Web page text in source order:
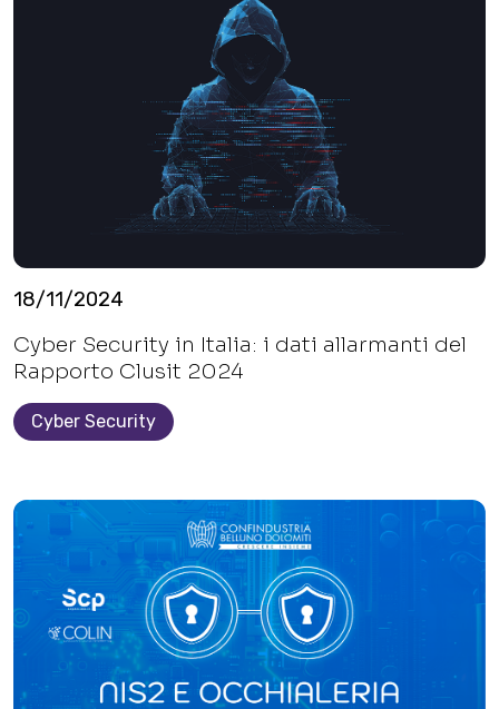
18/11/2024
Cyber Security in Italia: i dati allarmanti del
Rapporto Clusit 2024
Cyber Security